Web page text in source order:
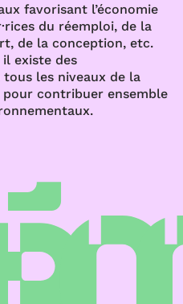
favorisant l’économie
du réemploi, de la
de la conception, etc.
existe des
les niveaux de la
pour contribuer ensemble